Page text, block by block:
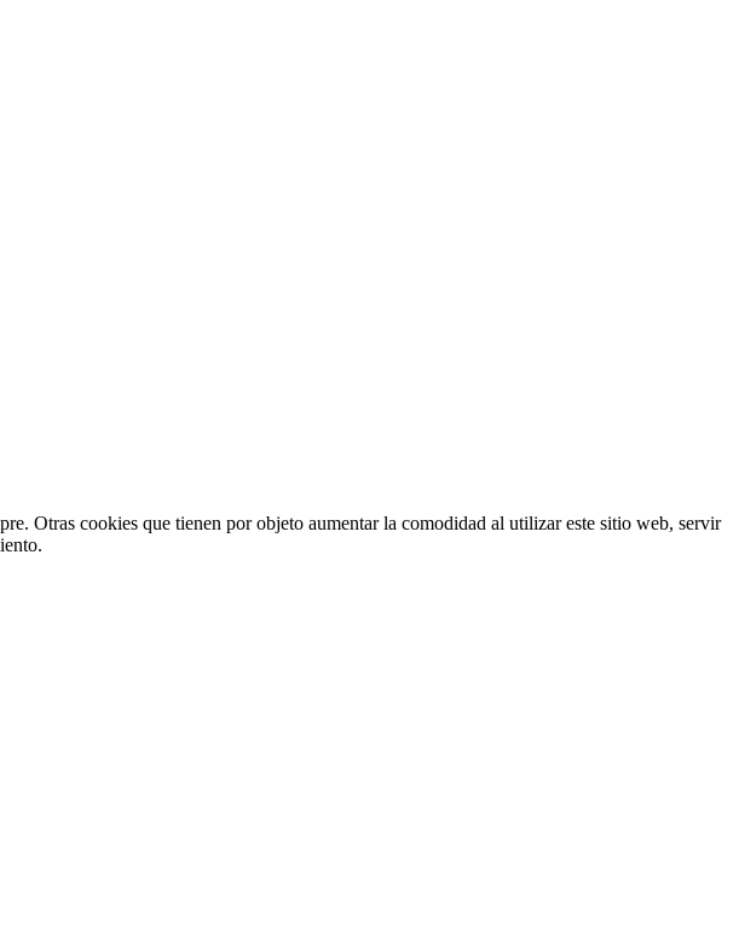
Otras cookies que tienen por objeto aumentar la comodidad al utilizar este sitio web, servir